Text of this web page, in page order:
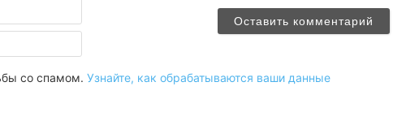
со спамом. Узнайте, как обрабатываются ваши данные